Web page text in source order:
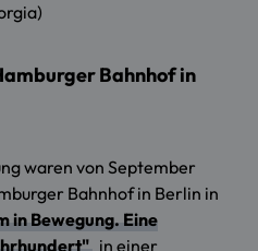
Bahnhof in
waren von September
Bahnhof in Berlin in
in Bewegung. Eine
in einer